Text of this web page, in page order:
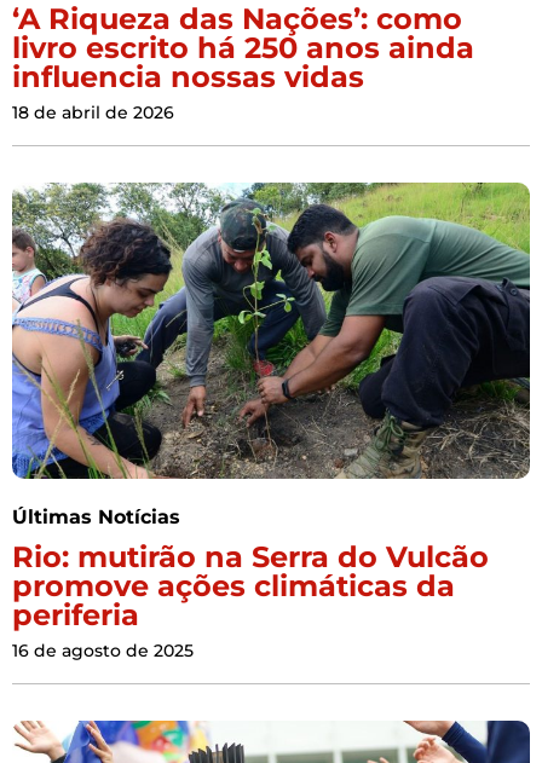
‘A Riqueza das Nações’: como
livro escrito há 250 anos ainda
influencia nossas vidas
18 de abril de 2026
Últimas Notícias
Rio: mutirão na Serra do Vulcão
promove ações climáticas da
periferia
16 de agosto de 2025